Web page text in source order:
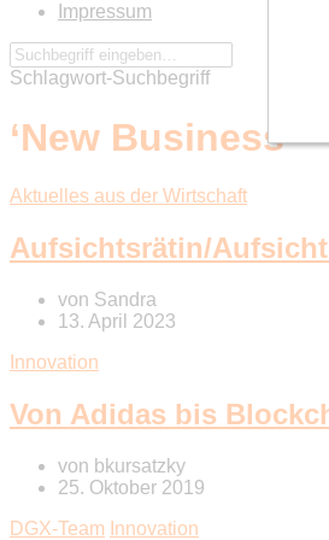
Impressum
Schlagwort-Suchbegriff
‘New Business’
Aktuelles aus der Wirtschaft
Aufsichtsrätin/
von Sandra
13. April 2023
Innovation
Von Adidas bis
von bkursatzky
25. Oktober 2019
DGX-Team Innovation